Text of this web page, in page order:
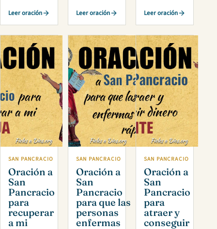
Leer oración Leer oración Leer oración
SAN PANCRACIO
Oración a
San
Pancracio
para
recuperar
a mi
SAN PANCRACIO
Oración a
San
Pancracio
para que las
personas
enfermas
SAN PANCRACIO
Oración a
San
Pancracio
para
atraer y
conseguir